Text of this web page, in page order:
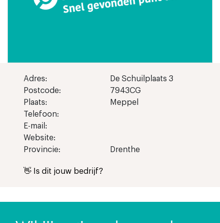
Adres:
De Schuilplaats 3
Postcode:
7943CG
Plaats:
Meppel
Telefoon:
E-mail:
Website:
Provincie:
Drenthe
👋 Is dit jouw bedrijf?